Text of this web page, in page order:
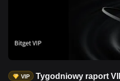
VIP
Tygodniowy raport